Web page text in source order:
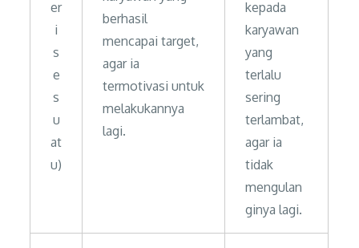
er
i
s
e
s
u
at
u)
berhasil
mencapai target,
agar ia
termotivasi untuk
melakukannya
lagi.
kepada
karyawan
yang
terlalu
sering
terlambat,
agar ia
tidak
mengulan
ginya lagi.